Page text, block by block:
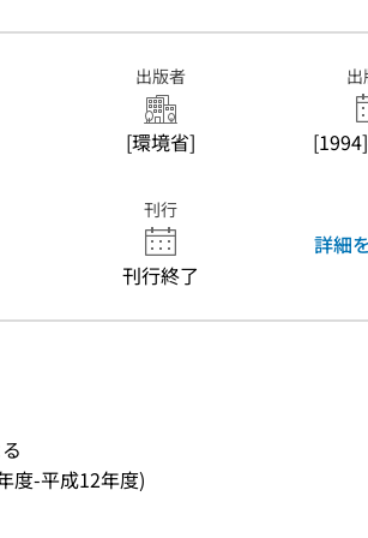
出版者
[環境省]
刊行
刊行終了
詳細
度-平成12年度)